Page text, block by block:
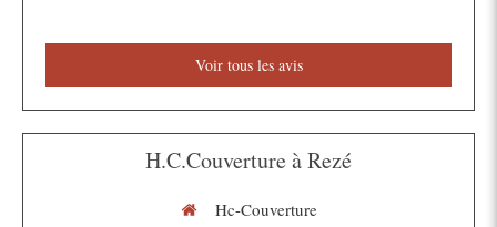
Voir tous les avis
H.C.Couverture à Rezé
Hc-Couverture